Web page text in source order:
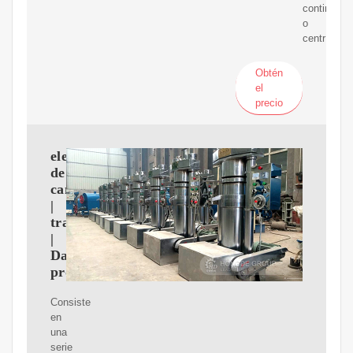
continuo
o
centrífugo.
Obtén
el
precio
elevador
de
cangilones
|
transportador
|
Darko
proveedor
Consiste
en
una
serie